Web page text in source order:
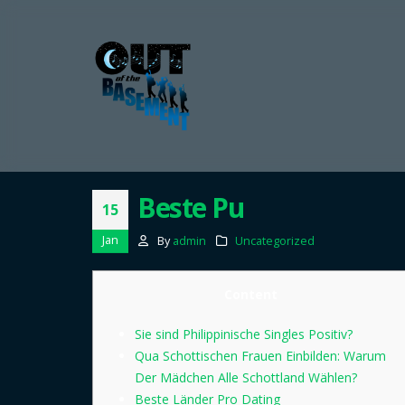
15
Jan
Beste Pu
By admin Uncategorized
Sie sind Philippinische Singles Positiv?
Qua Schottischen Frauen Einbilden: Warum
Der Mädchen Alle Schottland Wählen?
Beste Länder Pro Dating